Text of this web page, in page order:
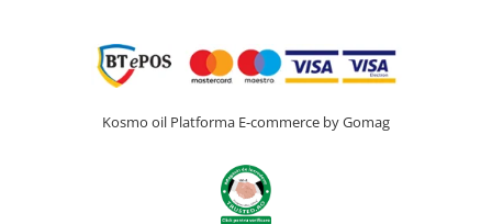
Kosmo oil Platforma E-commerce by Gomag